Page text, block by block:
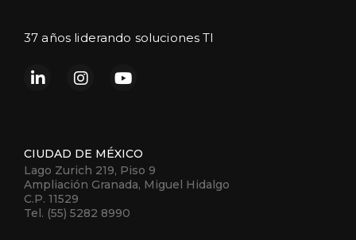
37 años liderando soluciones TI
CIUDAD DE MÉXICO
Lago Zurich 219, Piso 9
Ampliación Granada, Miguel Hidalgo
C.P. 11529
Tel. (55) 5282 8990